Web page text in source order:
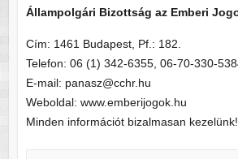
Állampolgári Bizottság az Emberi
Cím: 1461 Budapest, Pf.: 182.
Telefon: 06 (1) 342-6355, 06-70-330-
E-mail: panasz@cchr.hu
Weboldal: www.emberijogok.hu
Minden információt bizalmasan